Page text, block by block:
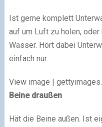
Ist gerne komplett
auf um Luft zu holen,
Wasser. Hört dabei
einfach nur.
View image |
Beine draußen
Hät die Beine außen. Ist